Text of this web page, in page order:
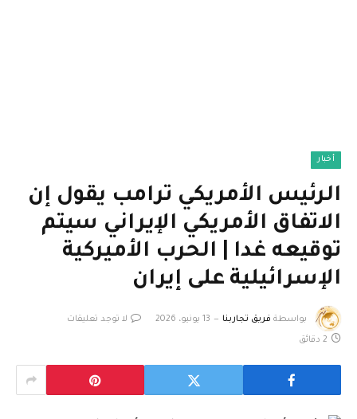
أخبار
الرئيس الأمريكي ترامب يقول إن
الاتفاق الأمريكي الإيراني سيتم
توقيعه غدا | الحرب الأميركية
الإسرائيلية على إيران
بواسطة فريق تجاربنا 13 يونيو، 2026 لا توجد تعليقات
2 دقائق